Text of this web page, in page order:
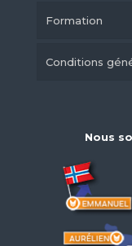
Formation
Conditions
Nous